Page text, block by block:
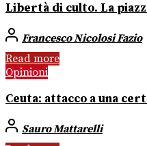
Libertà di culto. La
Francesco Nicolosi Fazio
Read more
Opinioni
Ceuta: attacco a una
Sauro Mattarelli